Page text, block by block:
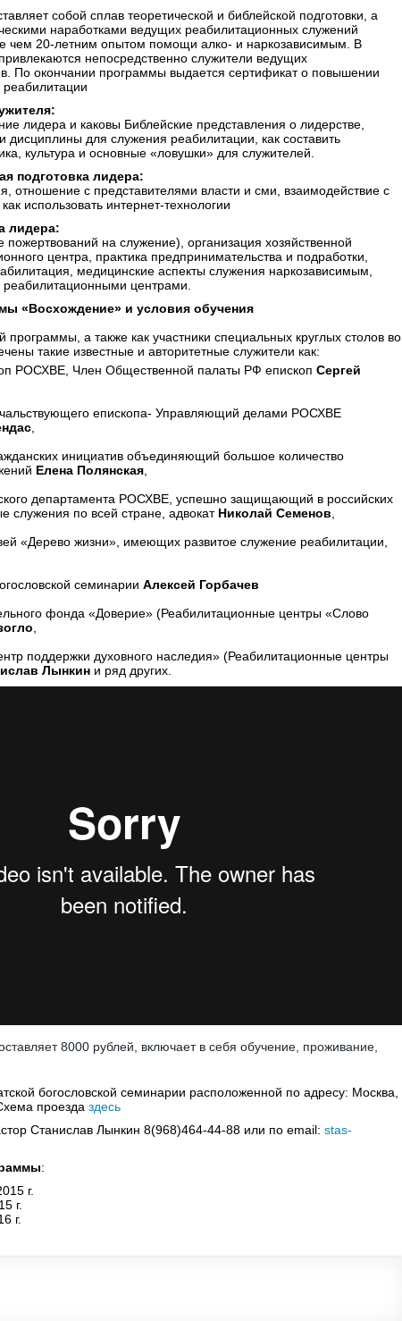
собой сплав теоретической и библейской подготовки, а
наработками ведущих реабилитационных служений
чем 20-летним опытом помощи алко- и наркозависимым. В
непосредственно служители ведущих
По окончании программы выдается сертификат о повышении
лидера и каковы Библейские представления о лидерстве,
дисциплины для служения реабилитации, как составить
культура и основные «ловушки» для служителей.
подготовка лидера:
отношение с представителями власти и сми, взаимодействие с
использовать интернет-технологии
лидера:
на служение), организация хозяйственной
центра, практика предпринимательства и подработки,
медицинские аспекты служения наркозависимым,
реабилитационными центрами.
«Восхождение» и условия обучения
программы, а также как участники специальных круглых столов во
такие известные и авторитетные служители как:
РОСХВЕ, Член Общественной палаты РФ епископ Сергей
епископа- Управляющий делами РОСХВЕ
инициатив объединяющий большое количество
Елена Полянская
департамента РОСХВЕ, успешно защищающий в российских
служения по всей стране, адвокат Николай Семенов
«Дерево жизни», имеющих развитое служение реабилитации,
семинарии Алексей Горбачев
фонда «Доверие» (Реабилитационные центры «Слово
поддержки духовного наследия» (Реабилитационные центры
Лынкин и ряд других.
8000 рублей, включает в себя обучение, проживание,
богословской семинарии расположенной по адресу: Москва,
проезда здесь
Станислав Лынкин 8(968)464-44-88 или по email: stas-
:
г.
г.
г.